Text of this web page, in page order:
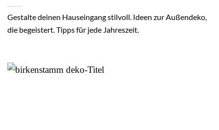
Gestalte deinen Hauseingang stilvoll. Ideen zur Außendeko,
die begeistert. Tipps für jede Jahreszeit.